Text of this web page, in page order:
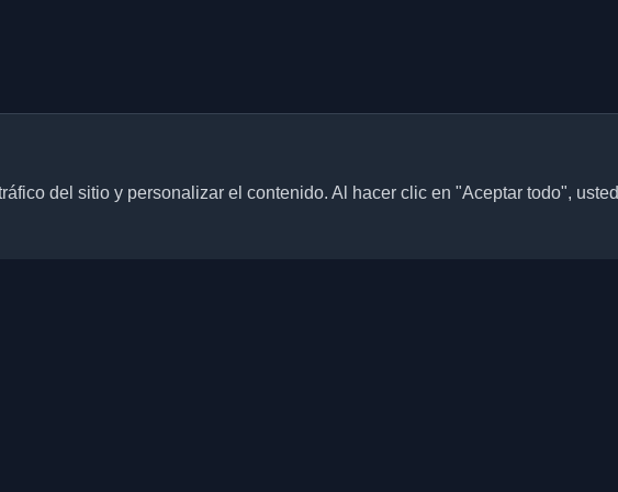
del sitio y personalizar el contenido. Al hacer clic en "Aceptar todo", usted